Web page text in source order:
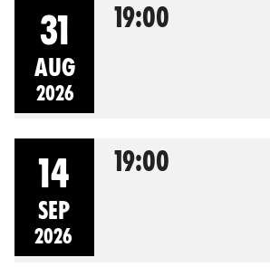
31
AUG
2026
19:00
14
SEP
2026
19:00